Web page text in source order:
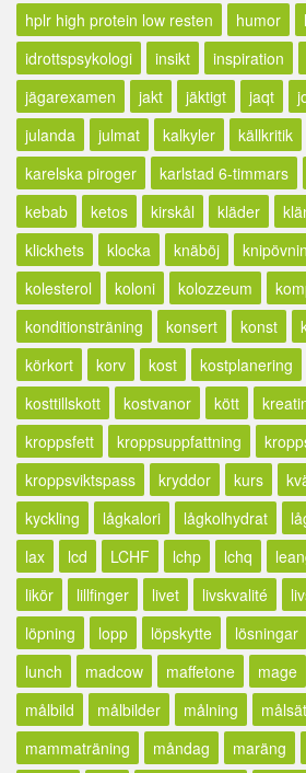
hplr high protein low resten humor
idrottspsykologi
insikt inspiration
jägarexamen
jakt jäktigt jaqt
julanda
julmat kalkyler källkritik
karelska piroger
karlstad 6-timmars
kebab
ketos kirskål kläder
klickhets
klocka knäböj
kolesterol
koloni kolozzeum
konditionsträning
konsert konst
körkort
korv kost kostplanering
kosttillskott
kostvanor kött
kroppsfett
kroppsuppfattning
kroppsviktspass
kryddor kurs
kyckling
lågkalori lågkolhydrat
lax
lcd LCHF lchp lchq
likör
lillfinger livet livskvalité
löpning
lopp löpskytte lösningar
lunch
madcow maffetone mage
målbild
målbilder målning
mammaträning
måndag maräng